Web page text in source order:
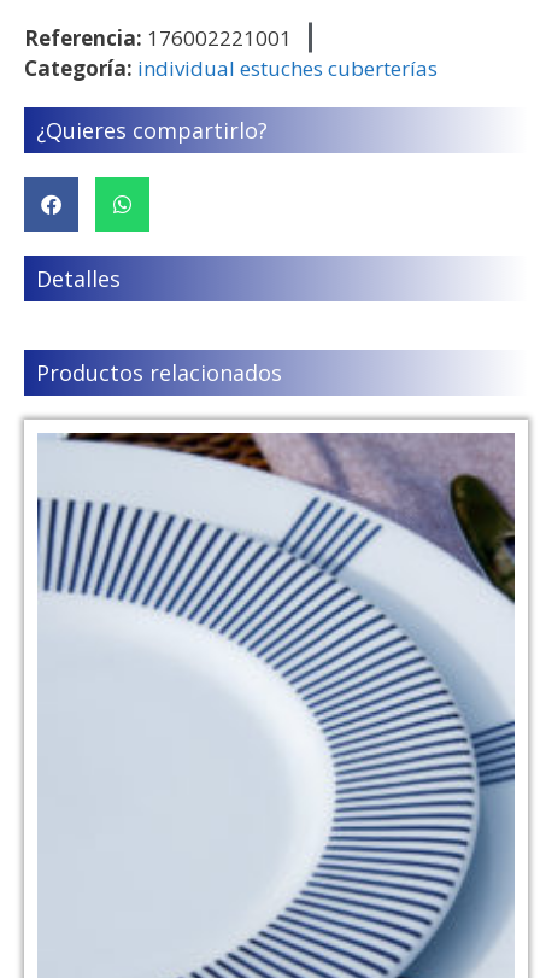
Referencia: 176002221001
Categoría: individual estuches cuberterías
¿Quieres compartirlo?
Detalles
Productos relacionados